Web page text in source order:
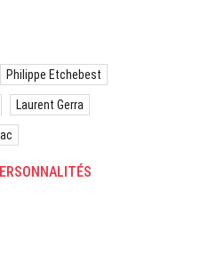
Philippe Etchebest
Laurent Gerra